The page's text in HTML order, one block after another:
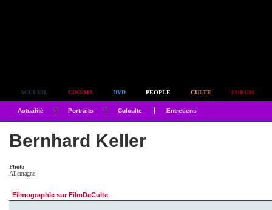
ACCUEIL CINÉMA DVD PEOPLE CULTE FORUM
Actualité Portraits Culculte Entretiens
Bernhard Keller
Photo
Allemagne
Filmographie sur FilmDeCulte